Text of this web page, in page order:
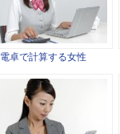
電卓で計算する女性